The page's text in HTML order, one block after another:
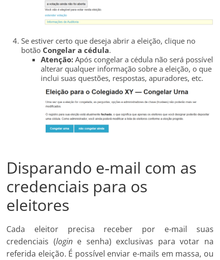
Se estiver certo que deseja abrir a eleição, clique no
botão Congelar a cédula.
Atenção: Após congelar a cédula não será possível
alterar qualquer informação sobre a eleição, o que
inclui suas questões, respostas, apuradores, etc.
Disparando e-mail com as
credenciais para os
eleitores
Cada eleitor precisa receber por e-mail suas
credenciais (logine senha) exclusivas para votar na
referida eleição. É possível enviar e-mails em massa, ou